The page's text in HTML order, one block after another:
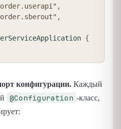
,
,
{
конфигурации. Каждый
@Configuration -класс,